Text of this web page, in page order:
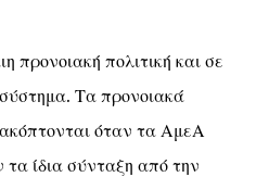
προνοιακή πολιτική και σε
Τα προνοιακά
όταν τα ΑμεΑ
ίδια σύνταξη από την